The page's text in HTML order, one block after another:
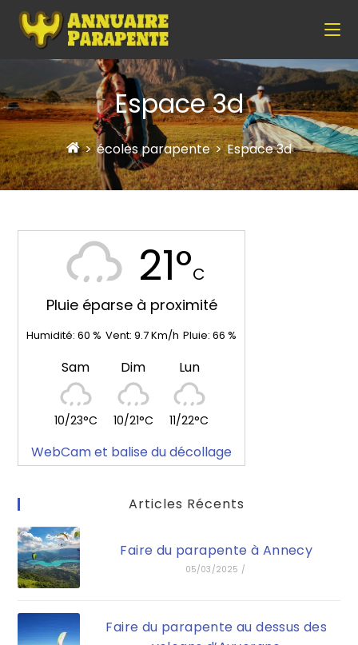
Espace 3d
> écoles parapente > Espace 3d
21°C
Pluie éparse à proximité
Humidité:60 % Vent:9.7Km/h Pluie:66 %
Sam
10/23°C
Dim
10/21°C
Lun
11/22°C
WebCam et balise du décollage
Articles Récents
Faire du parapente à Annecy
05/03/2025 /
Faire du parapente au dessus des